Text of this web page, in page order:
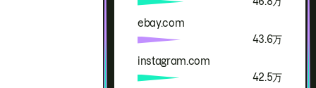
ebay.com
43.6万
instagram.com
42.5万